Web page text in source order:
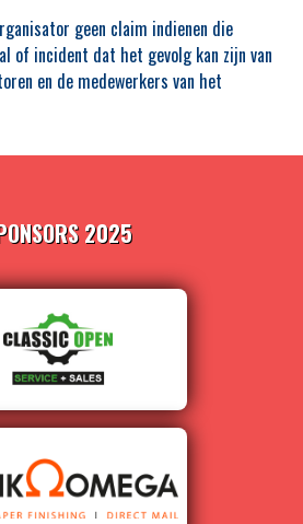
geen claim indienen die
of incident dat het gevolg kan zijn van
en de medewerkers van het
2025